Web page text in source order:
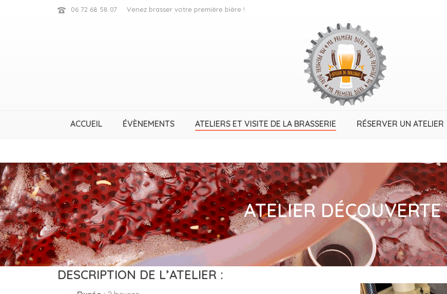
06 72 68 58 07 Venez brasser votre première bière !
ACCUEIL ÉVÈNEMENTS ATELIERS ET VISITE DE LA BRASSERIE RÉSERVER UN ATELIER
ATELIER DÉCOUVERTE
DESCRIPTION DE L’ATELIER :